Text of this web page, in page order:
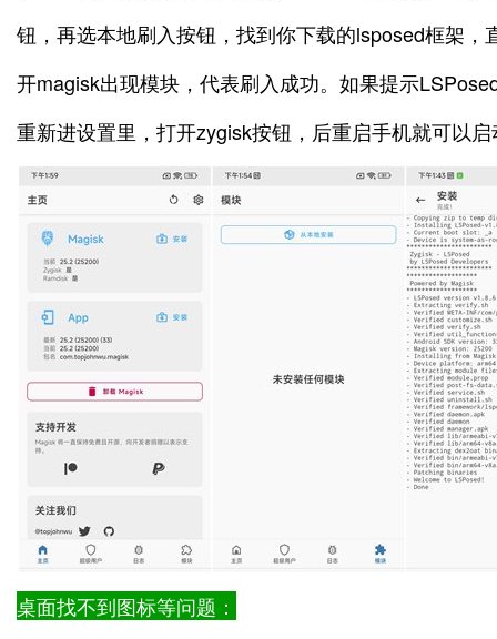
钮，再选本地刷入按钮，找到你下载的lsposed框架，
开magisk出现模块，代表刷入成功。如果提示
重新进设置里，打开zygisk按钮，后重启手机就可以
桌面找不到图标等问题：